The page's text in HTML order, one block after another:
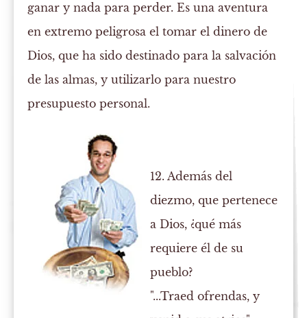
ganar y nada para perder. Es una aventura
en extremo peligrosa el tomar el dinero de
Dios, que ha sido destinado para la salvación
de las almas, y utilizarlo para nuestro
presupuesto personal.
12. Además del
diezmo, que pertenece
a Dios, ¿qué más
requiere él de su
pueblo?
"...Traed ofrendas, y